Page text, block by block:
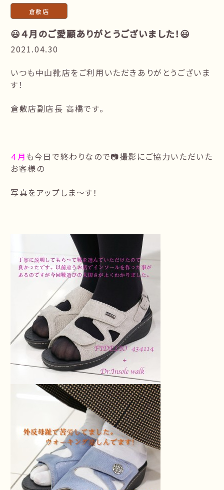
倉敷店
😃４月のご愛顧ありがとうございました！😃
2021.04.30
いつも中山靴店をご利用いただきありがとうございま
す！
倉敷店副店長 高橋です。
４月も今日で終わりなので📷撮影にご協力いただいた
お客様の
写真をアップしま〜す！